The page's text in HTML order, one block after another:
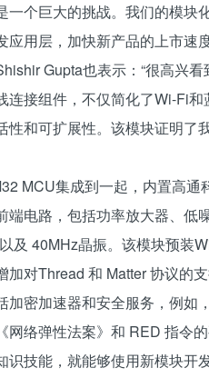
个巨大的挑战。我们的模块
用层，加快新产品的上市速
Gupta也表示：“很高兴
接组件，不仅简化了Wi-Fi
和可扩展性。该模块证明了
MCU集成到一起，内置高
电路，包括功率放大器、低
及 40MHz晶振。该模块预装
对Thread 和 Matter 协议的
密加速器和安全服务，例如
络弹性法案》和 RED 指令的
识技能，就能够使用新模块开